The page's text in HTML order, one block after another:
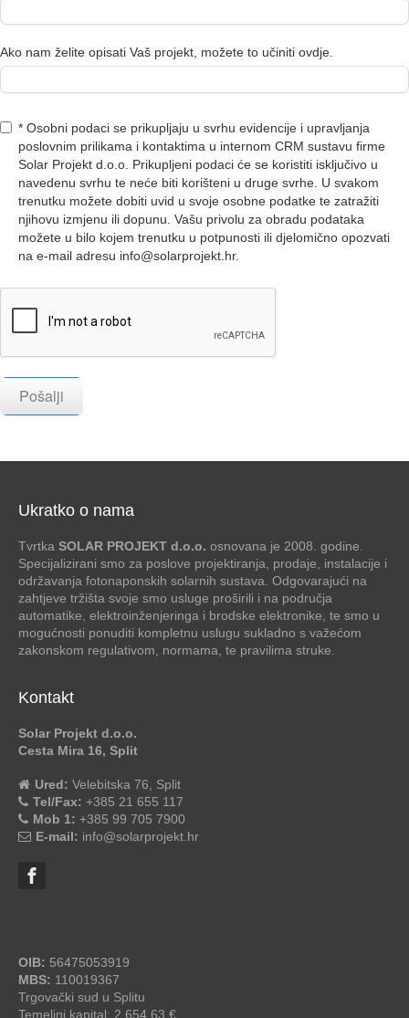
Ako nam želite opisati Vaš projekt, možete to učiniti ovdje.
* Osobni podaci se prikupljaju u svrhu evidencije i upravljanja
poslovnim prilikama i kontaktima u internom CRM sustavu firme
Solar Projekt d.o.o. Prikupljeni podaci će se koristiti isključivo u
navedenu svrhu te neće biti korišteni u druge svrhe. U svakom
trenutku možete dobiti uvid u svoje osobne podatke te zatražiti
njihovu izmjenu ili dopunu. Vašu privolu za obradu podataka
možete u bilo kojem trenutku u potpunosti ili djelomično opozvati
na e-mail adresu info@solarprojekt.hr.
Pošalji
Ukratko o nama
Tvrtka SOLAR PROJEKT d.o.o. osnovana je 2008. godine.
Specijalizirani smo za poslove projektiranja, prodaje, instalacije i
održavanja fotonaponskih solarnih sustava. Odgovarajući na
zahtjeve tržišta svoje smo usluge proširili i na područja
automatike, elektroinženjeringa i brodske elektronike, te smo u
mogućnosti ponuditi kompletnu uslugu sukladno s važećom
zakonskom regulativom, normama, te pravilima struke.
Kontakt
Solar Projekt d.o.o.
Cesta Mira 16, Split
Ured: Velebitska 76, Split
Tel/Fax: +385 21 655 117
Mob 1: +385 99 705 7900
E-mail: info@solarprojekt.hr
OIB: 56475053919
MBS: 110019367
Trgovački sud u Splitu
Temeljni kapital: 2.654,63 €